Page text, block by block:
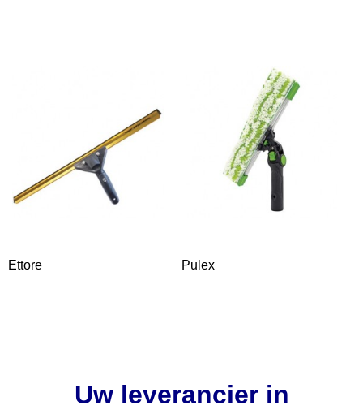
Ettore Pulex
Uw leverancier in